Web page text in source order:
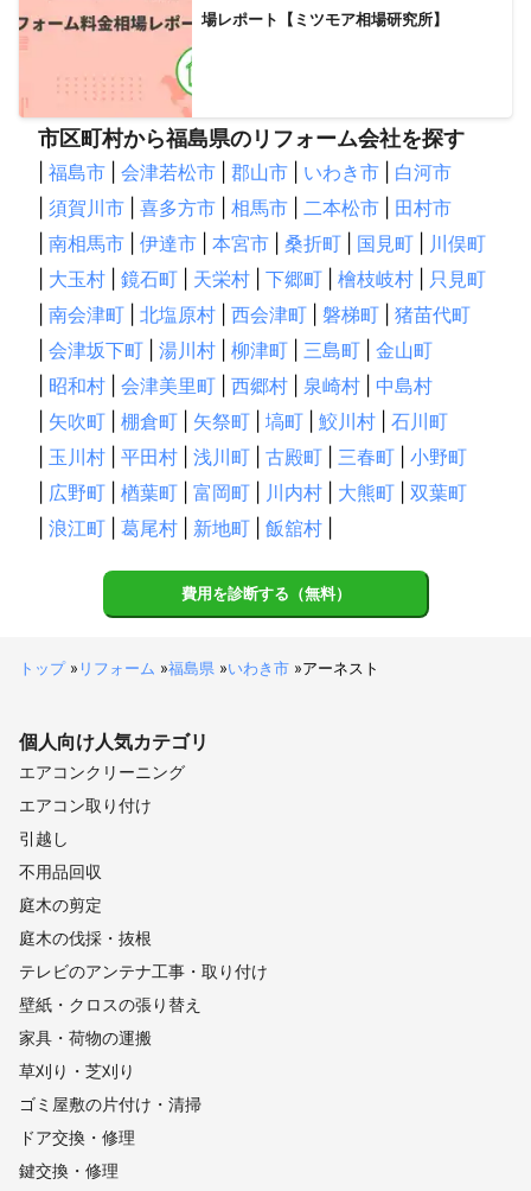
場レポート【ミツモア相場研究所】
市区町村から福島県のリフォーム会社を探す
福島市 会津若松市 郡山市 いわき市
白河市
須賀川市 喜多方市 相馬市 二本松市
田村市
南相馬市 伊達市 本宮市 桑折町 国見町
川俣町
大玉村 鏡石町 天栄村 下郷町 檜枝岐村
只見町
南会津町 北塩原村 西会津町 磐梯町
猪苗代町
会津坂下町 湯川村 柳津町 三島町
金山町
昭和村 会津美里町 西郷村 泉崎村
中島村
矢吹町 棚倉町 矢祭町 塙町 鮫川村
石川町
玉川村 平田村 浅川町 古殿町 三春町
小野町
広野町 楢葉町 富岡町 川内村 大熊町
双葉町
浪江町 葛尾村 新地町 飯舘村
費用を診断する（無料）
トップ» リフォーム »福島県 »いわき市 »アーネスト
個人向け人気カテゴリ
エアコンクリーニング
エアコン取り付け
引越し
不用品回収
庭木の剪定
庭木の伐採・抜根
テレビのアンテナ工事・取り付け
壁紙・クロスの張り替え
家具・荷物の運搬
草刈り・芝刈り
ゴミ屋敷の片付け・清掃
ドア交換・修理
鍵交換・修理